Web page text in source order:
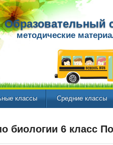
Образовательный
методические
классы Средние классы
биологии 6 класс